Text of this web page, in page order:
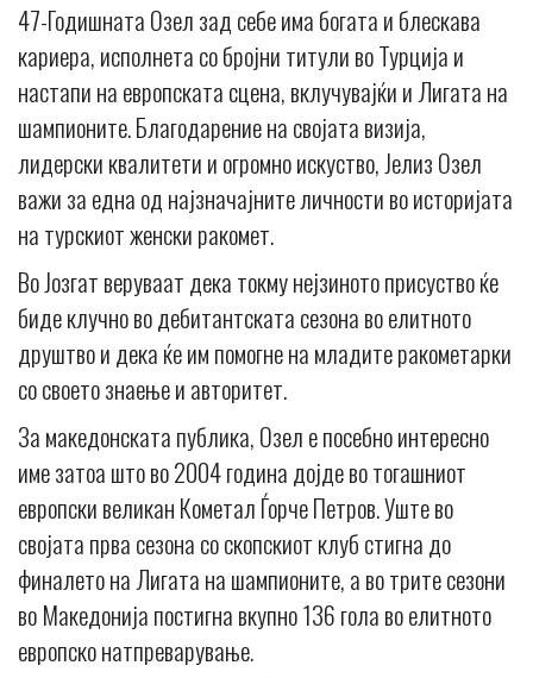
47-Годишната Озел зад себе има богата и блескава
кариера, исполнета со бројни титули во Турција и
настапи на европската сцена, вклучувајќи и Лигата на
шампионите. Благодарение на својата визија,
лидерски квалитети и огромно искуство, Јелиз Озел
важи за една од најзначајните личности во историјата
на турскиот женски ракомет.
Во Јозгат веруваат дека токму нејзиното присуство ќе
биде клучно во дебитантската сезона во елитното
друштво и дека ќе им помогне на младите ракометарки
со своето знаење и авторитет.
За македонската публика, Озел е посебно интересно
име затоа што во 2004 година дојде во тогашниот
европски великан Кометал Ѓорче Петров. Уште во
својата прва сезона со скопскиот клуб стигна до
финалето на Лигата на шампионите, а во трите сезони
во Македонија постигна вкупно 136 гола во елитното
европско натпреварување.